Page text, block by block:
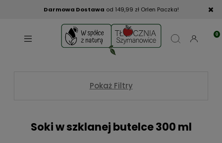
Darmowa Dostawa od 149,99 zł Orlen Paczka!
Pokaż Filtry
Soki w szklanej butelce 300 ml